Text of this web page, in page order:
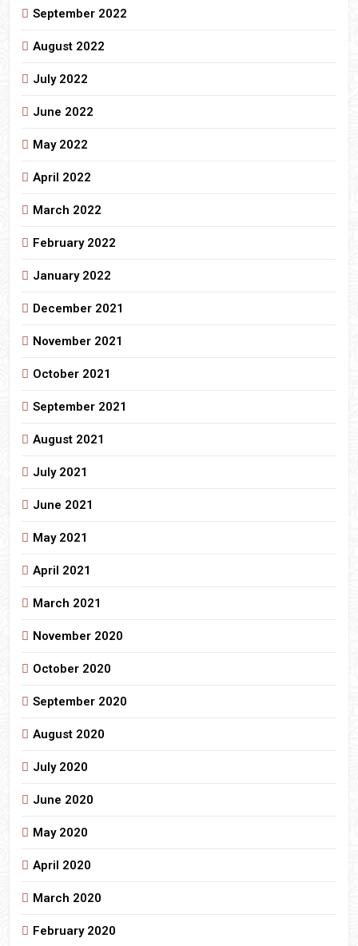
September 2022
August 2022
July 2022
June 2022
May 2022
April 2022
March 2022
February 2022
January 2022
December 2021
November 2021
October 2021
September 2021
August 2021
July 2021
June 2021
May 2021
April 2021
March 2021
November 2020
October 2020
September 2020
August 2020
July 2020
June 2020
May 2020
April 2020
March 2020
February 2020